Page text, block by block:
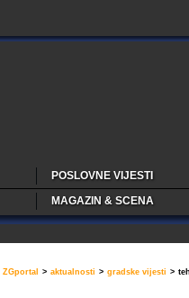
POSLOVNE VIJESTI
MAGAZIN & SCENA
ZGportal > aktualnosti > gradske vijesti >